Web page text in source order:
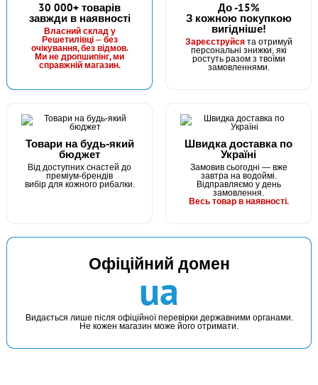
30 000+ товарів
завжди в наявності
Власний склад у
Решетилівці — без
очікування, без відмов.
Ми не дропшипінг, ми
справжній магазин.
До -15%
З кожною покупкою
вигідніше!
Зареєструйсята отримуй
персональні знижки, які
ростуть разом з твоїми
замовленнями.
Товари на будь-який
бюджет
Від доступних снастей до
преміум-брендів
вибір для кожного рибалки.
Швидка доставка по
Україні
Замовив сьогодні — вже
завтра на водоймі.
Відправляємо у день
замовлення.
Весь товар в наявності.
Офіційний домен
ua
Видається лише після офіційної перевірки державними органами.
Не кожен магазин може його отримати.